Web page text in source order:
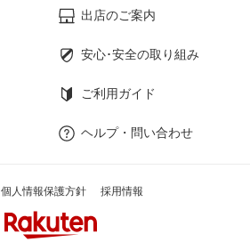
出店のご案内
安心･安全の取り組み
ご利用ガイド
ヘルプ・問い合わせ
個人情報保護方針 採用情報